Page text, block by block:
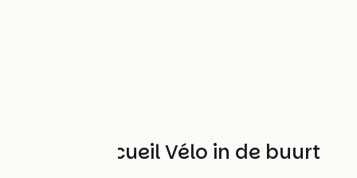
Andere Accueil Vélo in de buurt